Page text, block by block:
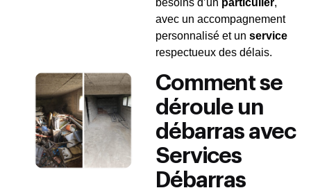
besoins d’un particulier,
avec un accompagnement
personnalisé et un service
respectueux des délais.
Comment se
déroule un
débarras avec
Services
Débarras